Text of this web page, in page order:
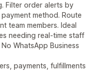
Filter order alerts by
method. Route
team members. Ideal
needing real-time staff
WhatsApp Business
payments, fulfillments